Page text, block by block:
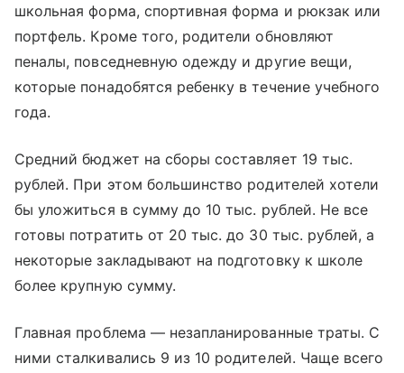
школьная форма, спортивная форма и рюкзак или
портфель. Кроме того, родители обновляют
пеналы, повседневную одежду и другие вещи,
которые понадобятся ребенку в течение учебного
года.
Средний бюджет на сборы составляет 19 тыс.
рублей. При этом большинство родителей хотели
бы уложиться в сумму до 10 тыс. рублей. Не все
готовы потратить от 20 тыс. до 30 тыс. рублей, а
некоторые закладывают на подготовку к школе
более крупную сумму.
Главная проблема — незапланированные траты. С
ними сталкивались 9 из 10 родителей. Чаще всего